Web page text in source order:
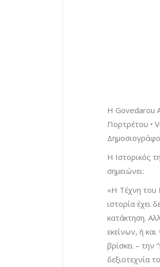
Η Govedarou
Πορτρέτου •
Η Ιστορικός
σημειώνει:
«Η Τέχνη του
ιστορία έχει
κατάκτηση.
εκείνων, ή
βρίσκει –
δεξιοτεχνία